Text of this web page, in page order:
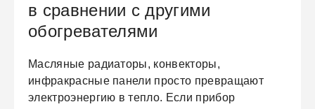
в сравнении с другими
обогревателями
Масляные радиаторы, конвекторы,
инфракрасные панели просто превращают
электроэнергию в тепло. Если прибор